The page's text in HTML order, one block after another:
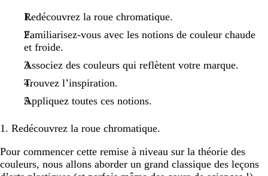
Redécouvrez la roue chromatique.
Familiarisez-vous avec les notions de couleur chaude
et froide.
Associez des couleurs qui reflètent votre marque.
Trouvez l’inspiration.
Appliquez toutes ces notions.
1. Redécouvrez la roue chromatique.
Pour commencer cette remise à niveau sur la théorie des
couleurs, nous allons aborder un grand classique des leçons